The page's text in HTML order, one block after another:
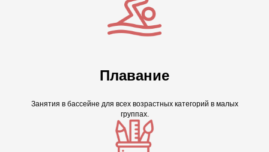
Плавание
Занятия в бассейне для всех возрастных категорий в малых
группах.